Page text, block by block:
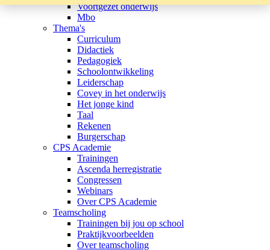
Voortgezet onderwijs
Mbo
Thema's
Curriculum
Didactiek
Pedagogiek
Schoolontwikkeling
Leiderschap
Covey in het onderwijs
Het jonge kind
Taal
Rekenen
Burgerschap
CPS Academie
Trainingen
Ascenda herregistratie
Congressen
Webinars
Over CPS Academie
Teamscholing
Trainingen bij jou op school
Praktijkvoorbeelden
Over teamscholing